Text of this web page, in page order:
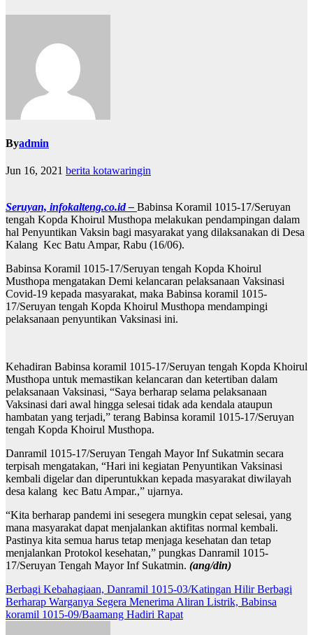
Byadmin
Jun 16, 2021 berita kotawaringin
Seruyan, infokalteng.co.id – Babinsa Koramil 1015-17/Seruyan
tengah Kopda Khoirul Musthopa melakukan pendampingan dalam
hal Penyuntikan Vaksin bagi masyarakat yang dilaksanakan di Desa
Kalang Kec Batu Ampar, Rabu (16/06).
Babinsa Koramil 1015-17/Seruyan tengah Kopda Khoirul
Musthopa mengatakan Demi kelancaran pelaksanaan Vaksinasi
Covid-19 kepada masyarakat, maka Babinsa koramil 1015-
17/Seruyan tengah Kopda Khoirul Musthopa mendampingi
pelaksanaan penyuntikan Vaksinasi ini.
Kehadiran Babinsa koramil 1015-17/Seruyan tengah Kopda Khoirul
Musthopa untuk memastikan kelancaran dan ketertiban dalam
pelaksanaan Vaksinasi, “Saya berharap selama pelaksanaan
Vaksinasi dari awal hingga selesai tidak ada kendala ataupun
hambatan yang terjadi,” terang Babinsa koramil 1015-17/Seruyan
tengah Kopda Khoirul Musthopa.
Danramil 1015-17/Seruyan Tengah Mayor Inf Sukatmin secara
terpisah mengatakan, “Hari ini kegiatan Penyuntikan Vaksinasi
kembali digelar dan diperuntukkan kepada masyarakat diwilayah
desa kalang kec Batu Ampar.,” ujarnya.
“Kita berharap pandemi ini sesegera mungkin cepat selesai, yang
mana masyarakat dapat menjalankan aktifitas normal kembali.
Pastinya kita semua harus tetap menjaga kesehatan dan tetap
menjalankan Protokol kesehatan,” pungkas Danramil 1015-
17/Seruyan Tengah Mayor Inf Sukatmin. (ang/din)
Navigasi
pos
Berbagi Kebahagiaan, Danramil 1015-03/Katingan Hilir Berbagi
Berharap Warganya Segera Menerima Aliran Listrik, Babinsa
koramil 1015-09/Baamang Hadiri Rapat